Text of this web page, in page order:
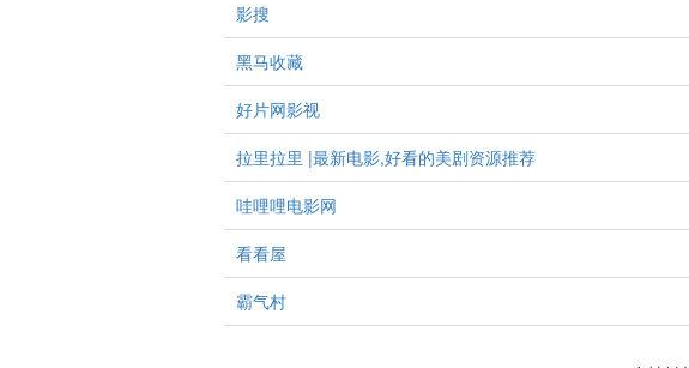
影搜
黑马收藏
好片网影视
拉里拉里 |最新电影,好看的美剧资源推荐
哇哩哩电影网
看看屋
霸气村